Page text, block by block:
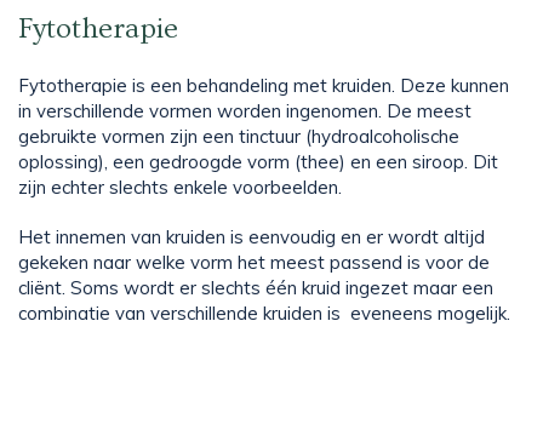
Fytotherapie
Fytotherapie is een behandeling met kruiden. Deze kunnen
in verschillende vormen worden ingenomen. De meest
gebruikte vormen zijn een tinctuur (hydroalcoholische
oplossing), een gedroogde vorm (thee) en een siroop. Dit
zijn echter slechts enkele voorbeelden.
Het innemen van kruiden is eenvoudig en er wordt altijd
gekeken naar welke vorm het meest passend is voor de
cliënt. Soms wordt er slechts één kruid ingezet maar een
combinatie van verschillende kruiden is eveneens mogelijk.